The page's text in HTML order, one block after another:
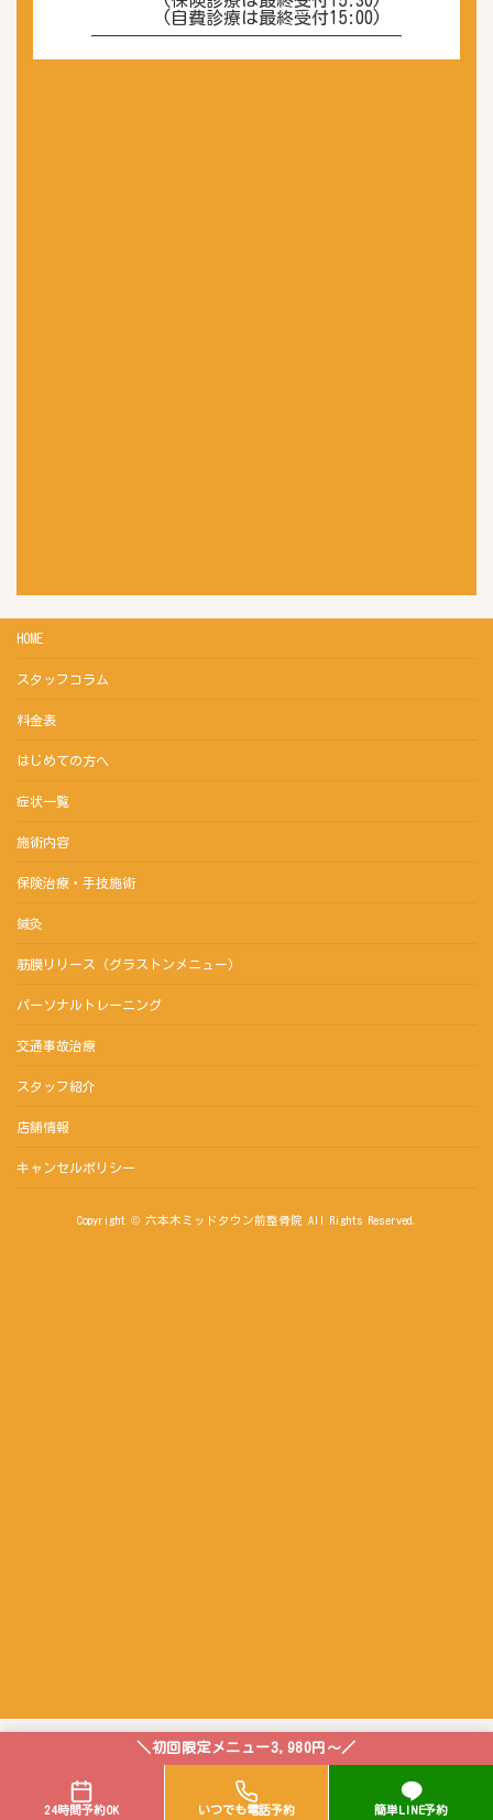
(自費診療は最終受付15:00)
HOME
スタッフコラム
料金表
はじめての方へ
症状一覧
施術内容
保険治療・手技施術
鍼灸
筋膜リリース（グラストンメニュー）
パーソナルトレーニング
交通事故治療
スタッフ紹介
店舗情報
キャンセルポリシー
Copyright © 六本木ミッドタウン前整骨院 All Rights Reserved.
＼初回限定メニュー3,980円～／
24時間予約OK いつでも電話予約 簡単LINE予約